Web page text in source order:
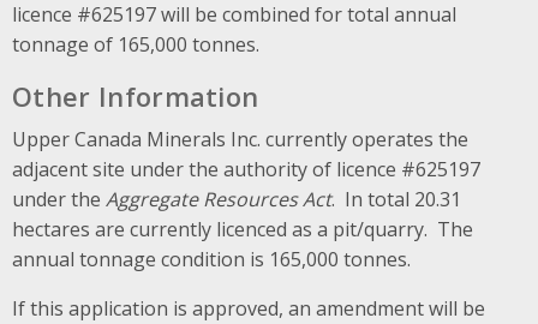
licence #625197 will be combined for total annual
tonnage of 165,000 tonnes.
Other Information
Upper Canada Minerals Inc. currently operates the
adjacent site under the authority of licence #625197
under the Aggregate Resources Act. In total 20.31
hectares are currently licenced as a pit/quarry. The
annual tonnage condition is 165,000 tonnes.
If this application is approved, an amendment will be